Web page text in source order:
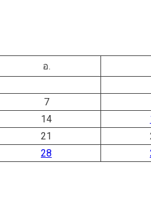
อ.
7
14
21
28